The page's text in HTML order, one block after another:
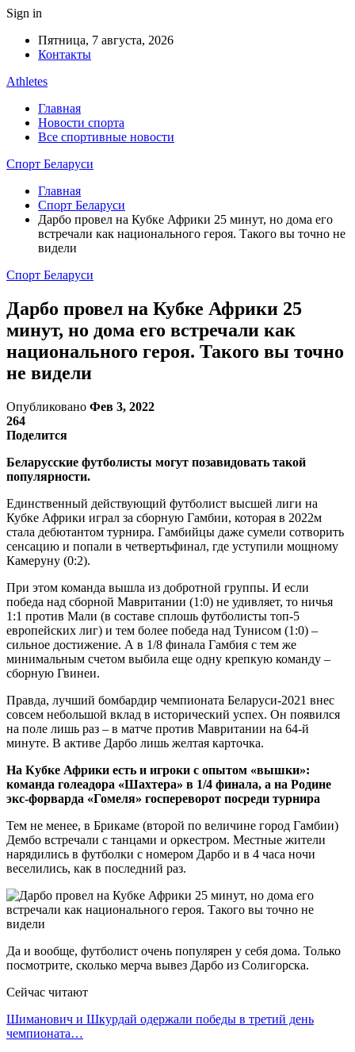
Sign in
Пятница, 7 августа, 2026
Контакты
Athletes
Главная
Новости спорта
Все спортивные новости
Спорт Беларуси
Главная
Спорт Беларуси
Дарбо провел на Кубке Африки 25 минут, но дома его
встречали как национального героя. Такого вы точно не
видели
Спорт Беларуси
Дарбо провел на Кубке Африки 25
минут, но дома его встречали как
национального героя. Такого вы точно
не видели
Опубликовано Фев 3, 2022
264
Поделится
Беларусские футболисты могут позавидовать такой
популярности.
Единственный действующий футболист высшей лиги на
Кубке Африки играл за сборную Гамбии, которая в 2022м
стала дебютантом турнира. Гамбийцы даже сумели сотворить
сенсацию и попали в четвертьфинал, где уступили мощному
Камеруну (0:2).
При этом команда вышла из добротной группы. И если
победа над сборной Мавритании (1:0) не удивляет, то ничья
1:1 против Мали (в составе сплошь футболисты топ-5
европейских лиг) и тем более победа над Тунисом (1:0) –
сильное достижение. А в 1/8 финала Гамбия с тем же
минимальным счетом выбила еще одну крепкую команду –
сборную Гвинеи.
Правда, лучший бомбардир чемпионата Беларуси-2021 внес
совсем небольшой вклад в исторический успех. Он появился
на поле лишь раз – в матче против Мавритании на 64-й
минуте. В активе Дарбо лишь желтая карточка.
На Кубке Африки есть и игроки с опытом «вышки»:
команда голеадора «Шахтера» в 1/4 финала, а на Родине
экс-форварда «Гомеля» госпереворот посреди турнира
Тем не менее, в Брикаме (второй по величине город Гамбии)
Дембо встречали с танцами и оркестром. Местные жители
нарядились в футболки с номером Дарбо и в 4 часа ночи
веселились, как в последний раз.
Да и вообще, футболист очень популярен у себя дома. Только
посмотрите, сколько мерча вывез Дарбо из Солигорска.
Сейчас читают
Шиманович и Шкурдай одержали победы в третий день
чемпионата…